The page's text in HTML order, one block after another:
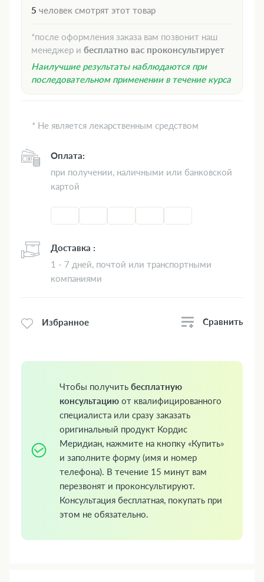
5 человек смотрят этот товар
*после оформления заказа вам позвонит наш
менеджер и бесплатно вас проконсультирует
Наилучшие результаты наблюдаются при
последовательном применении в течение курса
* Не является лекарственным средством
Оплата:
при получении, наличными или банковской
картой
Доставка :
1 - 7 дней, почтой или транспортными
компаниями
Избранное Сравнить
Чтобы получить бесплатную
консультацию от квалифицированного
специалиста или сразу заказать
оригинальный продукт Кордис
Меридиан, нажмите на кнопку «Купить»
и заполните форму (имя и номер
телефона). В течение 15 минут вам
перезвонят и проконсультируют.
Консультация бесплатная, покупать при
этом не обязательно.